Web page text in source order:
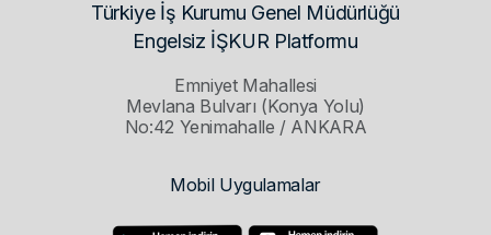
Türkiye İş Kurumu Genel Müdürlüğü
Engelsiz İŞKUR Platformu
Emniyet Mahallesi
Mevlana Bulvarı (Konya Yolu)
No:42 Yenimahalle / ANKARA
Mobil Uygulamalar